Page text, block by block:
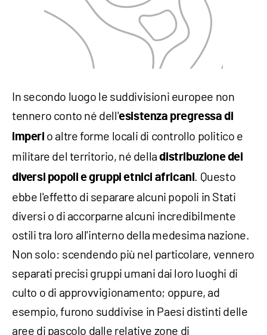
In secondo luogo le suddivisioni europee non
tennero conto né dell'esistenza pregressa di
imperi o altre forme locali di controllo politico e
militare del territorio, né delladistribuzione dei
diversi popoli e gruppi etnici africani. Questo
ebbe l'effetto di separare alcuni popoli in Stati
diversi o di accorparne alcuni incredibilmente
ostili tra loro all'interno della medesima nazione.
Non solo: scendendo più nel particolare, vennero
separati precisi gruppi umani dai loro luoghi di
culto o di approvvigionamento; oppure, ad
esempio, furono suddivise in Paesi distinti delle
aree di pascolo dalle relative zone di